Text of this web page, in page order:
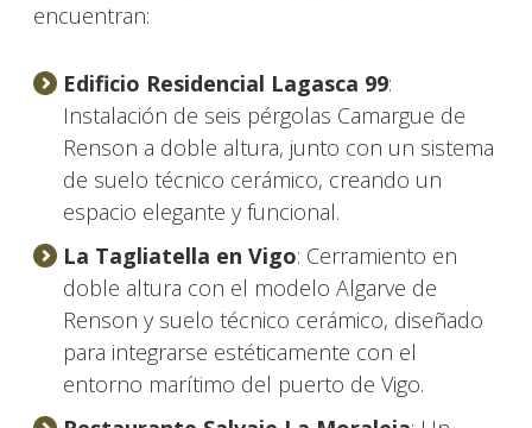
encuentran:
Edificio Residencial Lagasca 99:
Instalación de seis pérgolas Camargue de
Renson a doble altura, junto con un sistema
de suelo técnico cerámico, creando un
espacio elegante y funcional.
La Tagliatella en Vigo: Cerramiento en
doble altura con el modelo Algarve de
Renson y suelo técnico cerámico, diseñado
para integrarse estéticamente con el
entorno marítimo del puerto de Vigo.